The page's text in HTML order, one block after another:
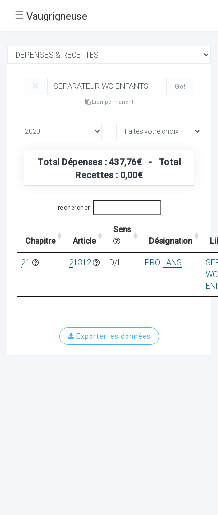
☰ Vaugrigneuse
Go!
Lien permanent
Total Dépenses : 437,76€ - Total
Recettes : 0,00€
rechercher
Chapitre Article
Sens
Désignation
21 21312 D/I PROLIANS
WC
Exporter les données